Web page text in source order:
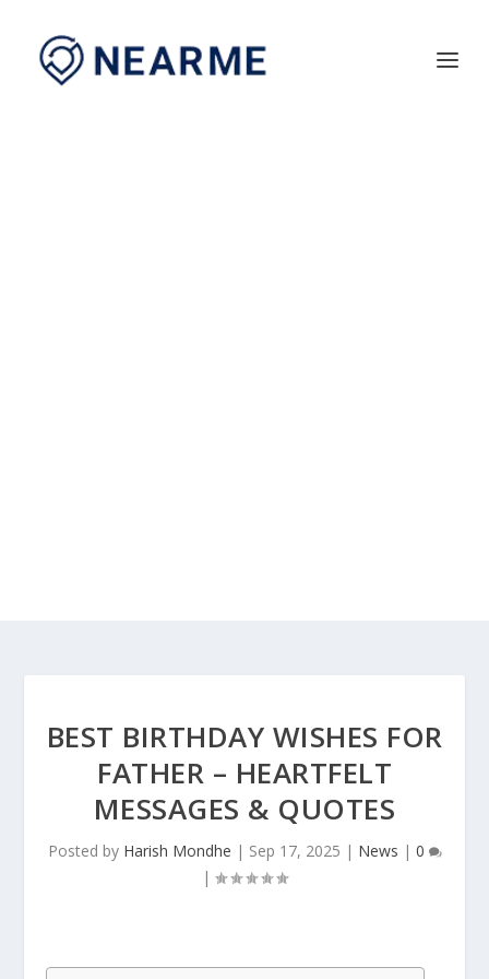
BEST BIRTHDAY WISHES FOR
FATHER – HEARTFELT
MESSAGES & QUOTES
Posted by Harish Mondhe | Sep 17, 2025 | News | 0
|